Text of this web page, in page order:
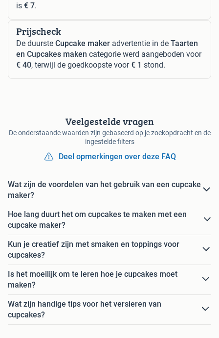
is € 7.
Prijscheck
De duurste Cupcake maker advertentie in de Taarten
en Cupcakes maken categorie werd aangeboden voor
€ 40, terwijl de goedkoopste voor€ 1 stond.
Veelgestelde vragen
De onderstaande waarden zijn gebaseerd op je zoekopdracht en de
ingestelde filters
Deel opmerkingen over deze FAQ
Wat zijn de voordelen van het gebruik van een cupcake
maker?
Hoe lang duurt het om cupcakes te maken met een
cupcake maker?
Kun je creatief zijn met smaken en toppings voor
cupcakes?
Is het moeilijk om te leren hoe je cupcakes moet
maken?
Wat zijn handige tips voor het versieren van
cupcakes?